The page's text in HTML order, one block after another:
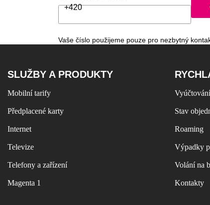
+420
Vaše číslo použijeme pouze pro nezbytný
SLUŽBY A PRODUKTY
Mobilní tarify
Předplacené karty
Internet
Televize
Telefony a zařízení
Magenta 1
Stav
Roaming
Výpadky
Volání na
Kontakty